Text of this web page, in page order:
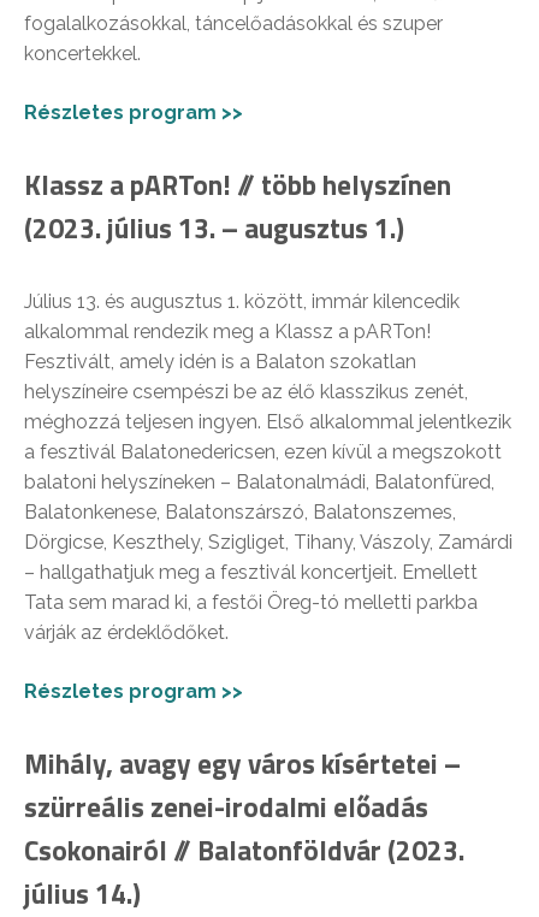
fogalalkozásokkal, táncelőadásokkal és szuper
koncertekkel.
Részletes program >>
Klassz a pARTon! // több helyszínen
(2023. július 13. – augusztus 1.)
Július 13. és augusztus 1. között, immár kilencedik
alkalommal rendezik meg a Klassz a pARTon!
Fesztivált, amely idén is a Balaton szokatlan
helyszíneire csempészi be az élő klasszikus zenét,
méghozzá teljesen ingyen. Első alkalommal jelentkezik
a fesztivál Balatonedericsen, ezen kívül a megszokott
balatoni helyszíneken – Balatonalmádi, Balatonfüred,
Balatonkenese, Balatonszárszó, Balatonszemes,
Dörgicse, Keszthely, Szigliget, Tihany, Vászoly, Zamárdi
– hallgathatjuk meg a fesztivál koncertjeit. Emellett
Tata sem marad ki, a festői Öreg-tó melletti parkba
várják az érdeklődőket.
Részletes program >>
Mihály, avagy egy város kísértetei –
szürreális zenei-irodalmi előadás
Csokonairól // Balatonföldvár (2023.
július 14.)